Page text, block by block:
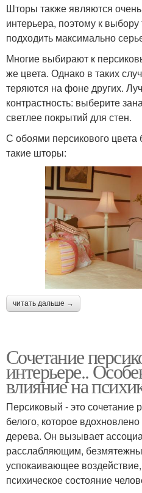
Шторы также являются
интерьера, поэтому к
подходить максимально
Многие выбирают к
же цвета. Однако в таких
теряются на фоне других.
контрастность: выберите
светлее покрытий для стен.
С обоями персикового цвета
такие шторы:
читать дальше →
Сочетание
интерьере..
влияние на
Персиковый - это сочетание
белого, которое
дерева. Он вызывает
расслабляющим,
успокаивающее
психическое состояние